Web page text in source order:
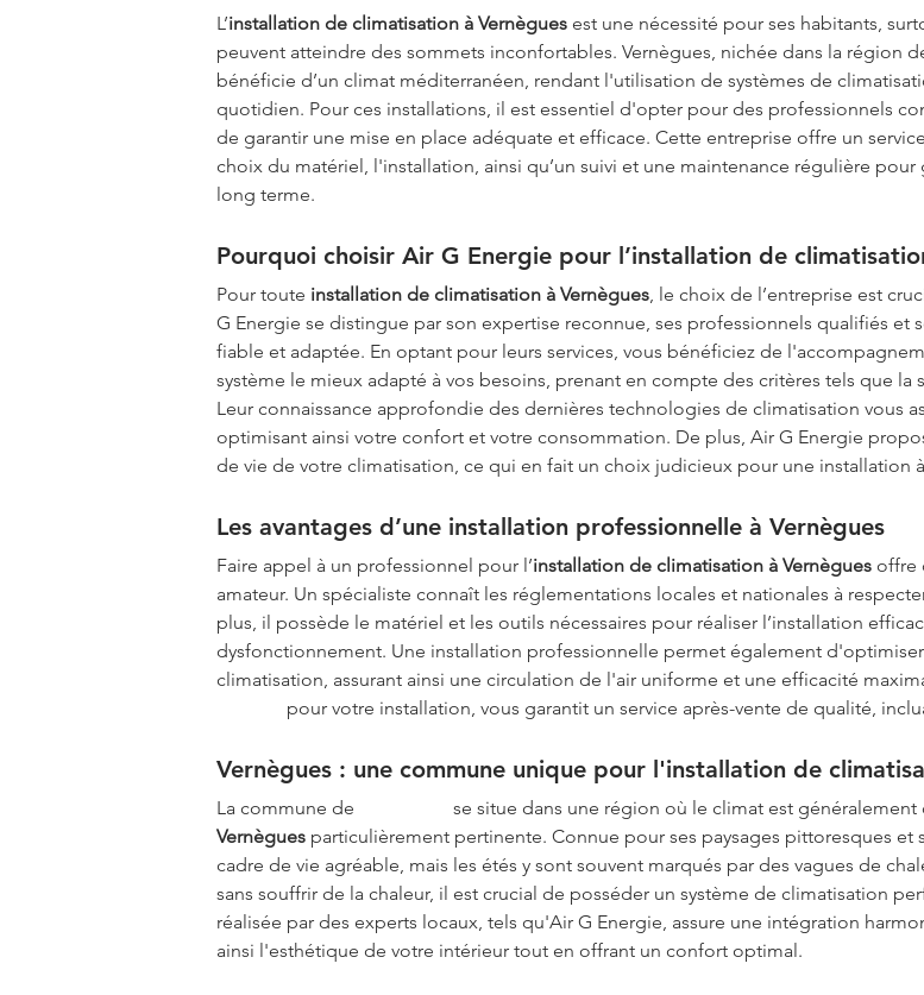
L’installation de climatisation à Vernègues est une nécessité pour ses habitants,
peuvent atteindre des sommets inconfortables. Vernègues, nichée dans la région
bénéficie d’un climat méditerranéen, rendant l'utilisation de systèmes de
quotidien. Pour ces installations, il est essentiel d'opter pour des professionnels
de garantir une mise en place adéquate et efficace. Cette entreprise offre un
choix du matériel, l'installation, ainsi qu’un suivi et une maintenance régulière
long terme.
Pourquoi choisir Air G Energie pour l’installation de
Pour toute installation de climatisation à Vernègues , le choix de l’entreprise est
G Energie se distingue par son expertise reconnue, ses professionnels qualifiés et
fiable et adaptée. En optant pour leurs services, vous bénéficiez de
système le mieux adapté à vos besoins, prenant en compte des critères tels que
Leur connaissance approfondie des dernières technologies de climatisation vous
optimisant ainsi votre confort et votre consommation. De plus, Air G Energie
de vie de votre climatisation, ce qui en fait un choix judicieux pour une installation à
Les avantages d’une installation professionnelle à Vernègues
Faire appel à un professionnel pour l’installation de climatisation à Vernègues offre
amateur. Un spécialiste connaît les réglementations locales et nationales à
plus, il possède le matériel et les outils nécessaires pour réaliser l’installation
dysfonctionnement. Une installation professionnelle permet également
climatisation, assurant ainsi une circulation de l'air uniforme et une efficacité
pour votre installation, vous garantit un service après-vente de qualité,
Vernègues : une commune unique pour l'installation de
La commune de se situe dans une région où le climat est généralement
Vernègues particulièrement pertinente. Connue pour ses paysages pittoresques
cadre de vie agréable, mais les étés y sont souvent marqués par des vagues de
sans souffrir de la chaleur, il est crucial de posséder un système de climatisation
réalisée par des experts locaux, tels qu'Air G Energie, assure une intégration
ainsi l'esthétique de votre intérieur tout en offrant un confort optimal.